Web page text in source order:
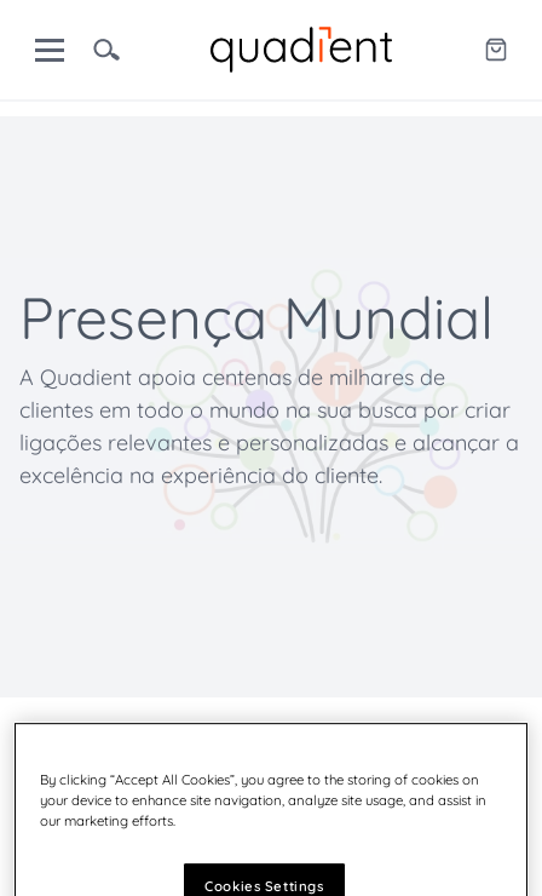
Presença Mundial
A Quadient apoia centenas de milhares de
clientes em todo o mundo na sua busca por criar
ligações relevantes e personalizadas e alcançar a
excelência na experiência do cliente.
By clicking “Accept All Cookies”, you agree to the storing of cookies on
your device to enhance site navigation, analyze site usage, and assist in
our marketing efforts.
Cookies Settings